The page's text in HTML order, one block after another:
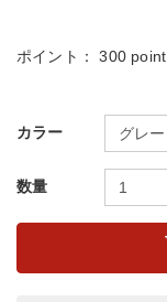
ポイント：300 point
カラー
数量